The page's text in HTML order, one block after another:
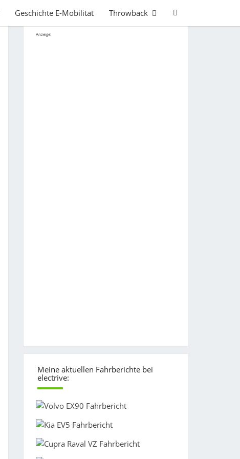
Geschichte E-Mobilität Throwback
Search
Anzeige:
Meine aktuellen Fahrberichte bei
electrive: